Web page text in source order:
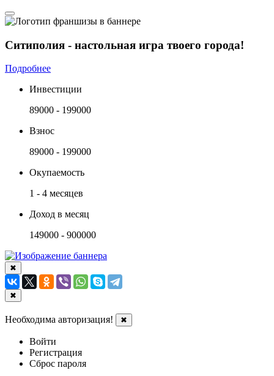
Ситиполия - настольная игра твоего города!
Подробнее
Инвестиции
89000 - 199000
Взнос
89000 - 199000
Окупаемость
1 - 4 месяцев
Доход в месяц
149000 - 900000
✖
✖
Необходима авторизация! ✖
Войти
Регистрация
Сброс пароля